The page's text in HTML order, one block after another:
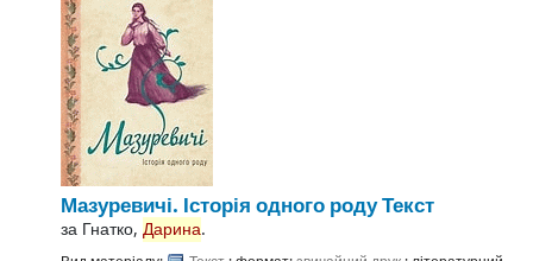
Мазуревичі. Історія одного родуТекст
за Гнатко, Дарина.